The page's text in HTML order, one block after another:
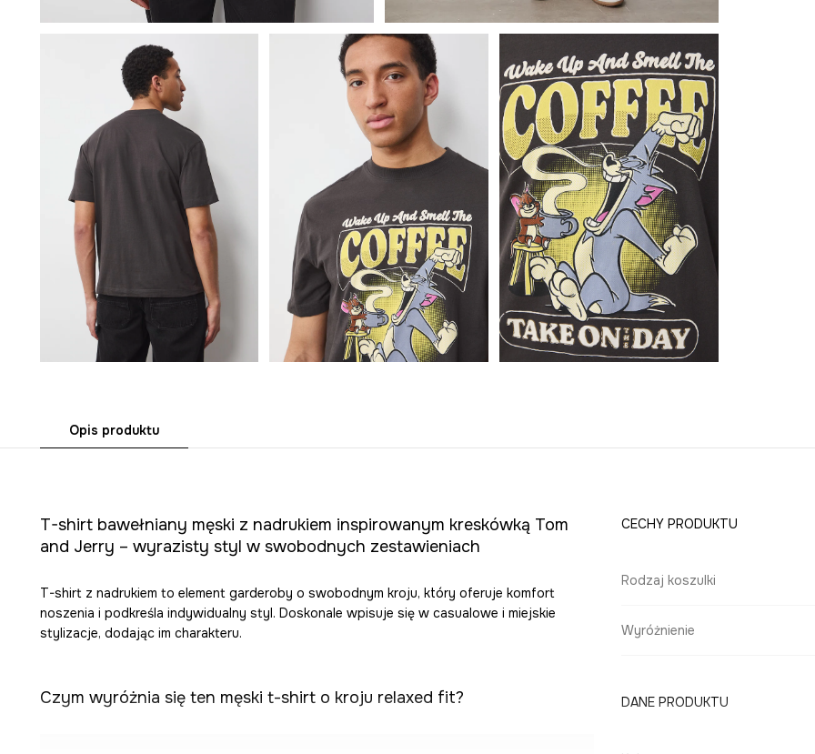
Opis produktu
T-shirt bawełniany męski z nadrukiem inspirowanym kreskówką Tom
and Jerry – wyrazisty styl w swobodnych zestawieniach
T-shirt z nadrukiem to element garderoby o swobodnym kroju, który oferuje komfort
noszenia i podkreśla indywidualny styl. Doskonale wpisuje się w casualowe i miejskie
stylizacje, dodając im charakteru.
Czym wyróżnia się ten męski t-shirt o kroju relaxed fit?
CECHY PRODUKTU
Rodzaj koszulki
Wyróżnienie
DANE PRODUKTU